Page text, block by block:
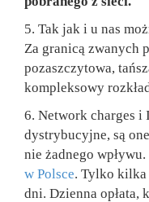
5. Tak jak i u nas
Za granicą zwanych
pozaszczytowa,
kompleksowy
6. Network charges i
dystrybucyjne, są
nie żadnego wpływu.
w Polsce. Tylko kilka
dni. Dzienna opłata,